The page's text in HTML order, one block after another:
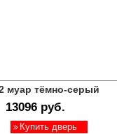
муар тёмно-серый
13096 руб.
Купить дверь